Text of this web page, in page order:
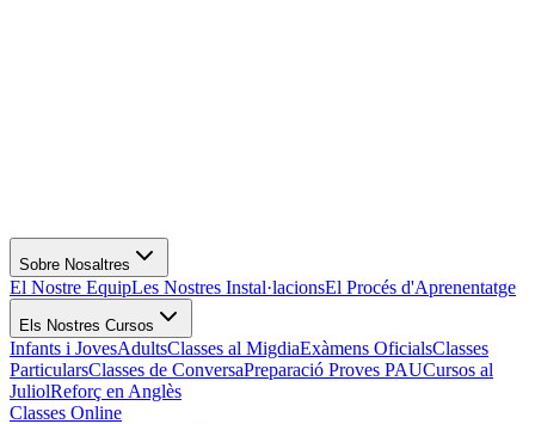
Sobre Nosaltres
El Nostre EquipLes Nostres Instal·lacionsEl Procés d'Aprenentatge
Els Nostres Cursos
Infants i JovesAdultsClasses al MigdiaExàmens OficialsClasses
ParticularsClasses de ConversaPreparació Proves PAUCursos al
JuliolReforç en Anglès
Classes Online